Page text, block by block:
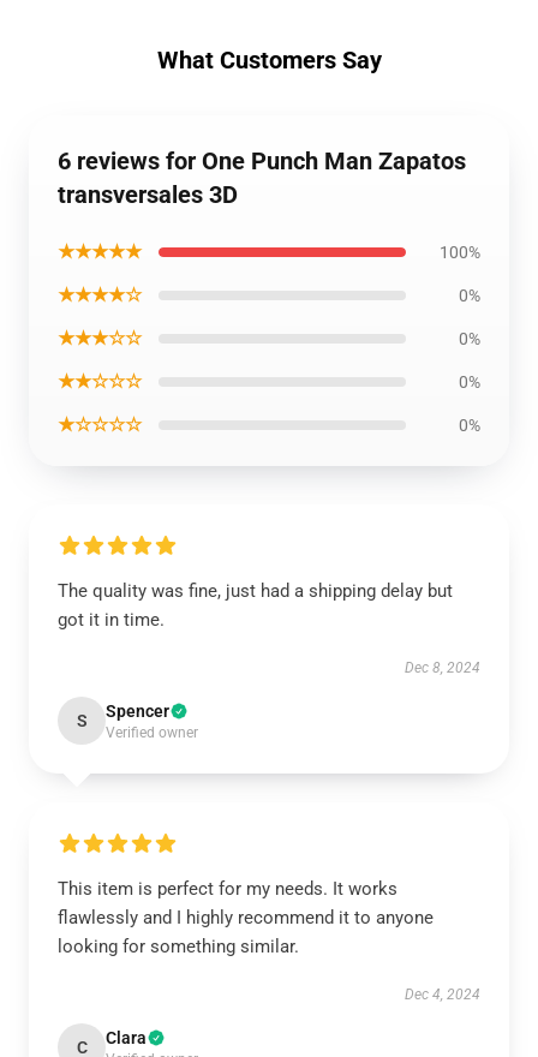
What Customers Say
6 reviews for One Punch Man Zapatos
transversales 3D
★★★★★ 100%
★★★★☆ 0%
★★★☆☆ 0%
★★☆☆☆ 0%
★☆☆☆☆ 0%
The quality was fine, just had a shipping delay but
got it in time.
Dec 8, 2024
S Spencer
Verified owner
This item is perfect for my needs. It works
flawlessly and I highly recommend it to anyone
looking for something similar.
Dec 4, 2024
C Clara